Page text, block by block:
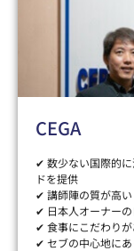
CEGA
✔ 数少ない国際的
ドを提供
✔ 講師陣の質が高い
✔ 日本人オーナー
✔ 食事にこだわり
✔ セブの中心地に